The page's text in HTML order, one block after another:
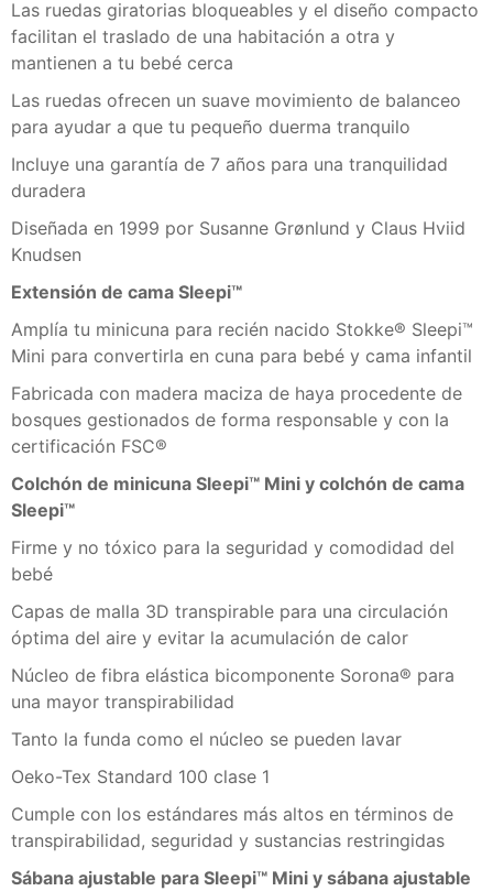
Las ruedas giratorias bloqueables y el diseño compacto
facilitan el traslado de una habitación a otra y
mantienen a tu bebé cerca
Las ruedas ofrecen un suave movimiento de balanceo
para ayudar a que tu pequeño duerma tranquilo
Incluye una garantía de 7 años para una tranquilidad
duradera
Diseñada en 1999 por Susanne Grønlund y Claus Hviid
Knudsen
Extensión de cama Sleepi™
Amplía tu minicuna para recién nacido Stokke® Sleepi™
Mini para convertirla en cuna para bebé y cama infantil
Fabricada con madera maciza de haya procedente de
bosques gestionados de forma responsable y con la
certificación FSC®
Colchón de minicuna Sleepi™ Mini y colchón de cama
Sleepi™
Firme y no tóxico para la seguridad y comodidad del
bebé
Capas de malla 3D transpirable para una circulación
óptima del aire y evitar la acumulación de calor
Núcleo de fibra elástica bicomponente Sorona® para
una mayor transpirabilidad
Tanto la funda como el núcleo se pueden lavar
Oeko-Tex Standard 100 clase 1
Cumple con los estándares más altos en términos de
transpirabilidad, seguridad y sustancias restringidas
Sábana ajustable para Sleepi™ Mini y sábana ajustable